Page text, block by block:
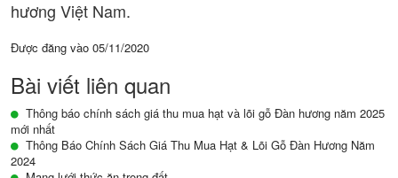
hương Việt Nam.
Được đăng vào 05/11/2020
Bài viết liên quan
Thông báo chính sách giá thu mua hạt và lõi gỗ Đàn hương năm 2025
mới nhất
Thông Báo Chính Sách Giá Thu Mua Hạt & Lõi Gỗ Đàn Hương Năm
2024